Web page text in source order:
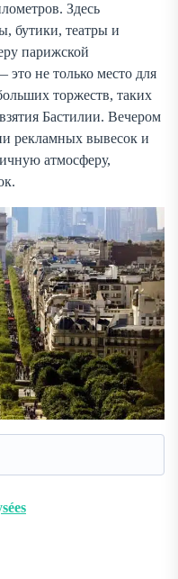
Здесь
бутики, театры и
парижской
не только место для
торжеств, таких
Бастилии. Вечером
рекламных вывесок и
атмосферу,